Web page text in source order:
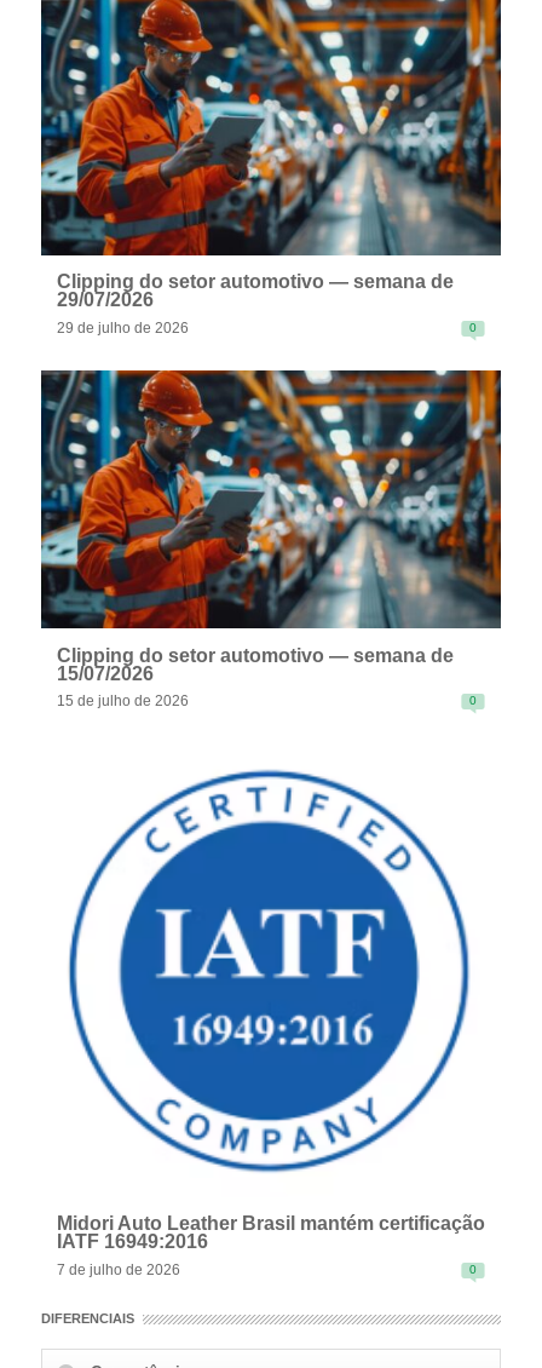
READ MORE
READ MORE
Clipping do setor automotivo — semana de
29/07/2026
29 de julho de 2026 0
Clipping do setor automotivo — semana de
15/07/2026
15 de julho de 2026 0
Midori Auto Leather Brasil mantém certificação
IATF 16949:2016
7 de julho de 2026 0
DIFERENCIAIS